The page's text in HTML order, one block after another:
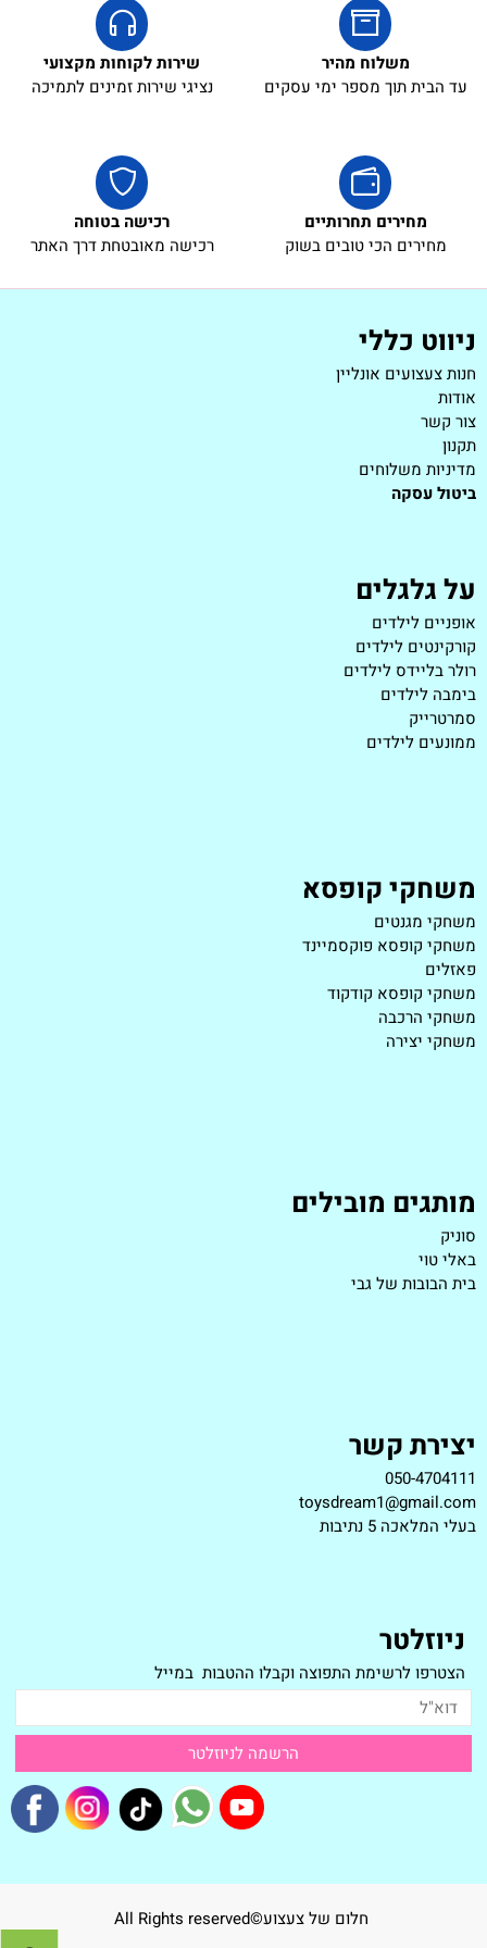
משלוח מהיר
עד הבית תוך מספר ימי עסקים
שירות לקוחות מקצועי
נציגי שירות זמינים לתמיכה
מחירים תחרותיים
מחירים הכי טובים בשוק
רכישה בטוחה
רכישה מאובטחת דרך האתר
ניווט כללי
חנות צעצועים אונליין
אודות
צור קשר
תקנון
מדיניות משלוחים
ביטול עסקה
על גלגלים
אופניים לילדים
קורקינטים לילדים
רולר בליידס לילדים
בימבה לילדים
סמרטרייק
ממונעים לילדים
משחקי קופסא
משחקי מגנטים
משחקי קופסא פוקסמיינד
פאזלים
משחקי קופסא קודקוד
משחקי הרכבה
משחקי יצירה
מותגים מובילים
סוניק
באלי טוי
בית הבובות של גבי
יצירת קשר
050-4704111
toysdream1@gmail.com
בעלי המלאכה 5 נתיבות
ניוזלטר
הצטרפו לרשימת התפוצה וקבלו ההטבות במייל
חלום של צעצוע©All Rights reserved